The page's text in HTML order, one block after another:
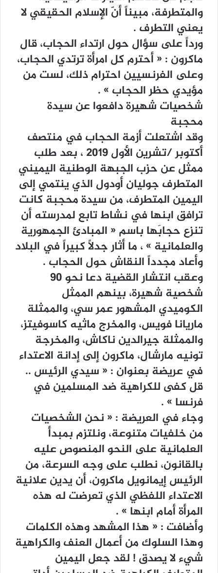
ﻭﺍﻟﻤﺘﻄﺮﻓﺔ، ﻣﺒﻴﻨﺎً ﺃﻥّ ﺍﻹﺳﻼﻡ ﺍﻟﺤﻘﻴﻘﻲ ﻻ
ﻳﻌﻨﻲ ﺍﻟﺘﻄﺮﻑ .
ﻭﺭﺩﺍً ﻋﻠﻰ ﺳﺆﺍﻝ ﺣﻮﻝ ﺍﺭﺗﺪﺍﺀ ﺍﻟﺤﺠﺎﺏ، ﻗﺎﻝ
ﻣﺎﻛﺮﻭﻥ : ‏« ﺃﺣﺘﺮﻡ ﻛﻞ ﺍﻣﺮﺃﺓ ﺗﺮﺗﺪﻱ ﺍﻟﺤﺠﺎﺏ،
ﻭﻋﻠﻰ ﺍﻟﻔﺮﻧﺴﻴﻴﻦ ﺍﺣﺘﺮﺍﻡ ﺫﻟﻚ، ﻟﺴﺖ ﻣﻦ
ﻣﺆﻳﺪﻱ ﺣﻈﺮ ﺍﻟﺤﺠﺎﺏ ‏» .
ﺷﺨﺼﻴﺎﺕ ﺷﻬﻴﺮﺓ ﺩﺍﻓﻌﻮﺍ ﻋﻦ ﺳﻴﺪﺓ
ﻣﺤﺠﺒﺔ
ﻭﻗﺪ ﺍﺷﺘﻌﻠﺖ ﺃﺯﻣﺔ ﺍﻟﺤﺠﺎﺏ ﻓﻲ ﻣﻨﺘﺼﻒ
ﺃﻛﺘﻮﺑﺮ /ﺗﺸﺮﻳﻦ ﺍﻷﻭﻝ 2019 ، ﺑﻌﺪ ﻃﻠﺐ
ﻣﻤﺜﻞ ﻋﻦ ﺣﺰﺏ ﺍﻟﺠﺒﻬﺔ ﺍﻟﻮﻃﻨﻴﺔ ﺍﻟﻴﻤﻴﻨﻲ
ﺍﻟﻤﺘﻄﺮﻑ ﺟﻮﻟﻴﺎﻥ ﺃﻭﺩﻭﻝ ﺍﻟﺬﻱ ﻳﻨﺘﻤﻲ ﺇﻟﻰ
ﺍﻟﻴﻤﻴﻦ ﺍﻟﻤﺘﻄﺮﻑ، ﻣﻦ ﺳﻴﺪﺓ ﻣﺤﺠﺒﺔ ﻛﺎﻧﺖ
ﺗﺮﺍﻓﻖ ﺍﺑﻨﻬﺎ ﻓﻲ ﻧﺸﺎﻁ ﺗﺎﺑﻊ ﻟﻤﺪﺭﺳﺘﻪ ﺃﻥ
ﺗﻨﺰﻉ ﺣﺠﺎﺑَﻬﺎ ﺑﺎﺳﻢ ‏« ﺍﻟﻤﺒﺎﺩﺉ ﺍﻟﺠﻤﻬﻮﺭﻳﺔ
ﻭﺍﻟﻌﻠﻤﺎﻧﻴﺔ ‏» ، ﻣﺎ ﺃﺛﺎﺭ ﺟﺪﻻً ﻛﺒﻴﺮﺍً ﻓﻲ ﺍﻟﺒﻼﺩ
ﻭﺃﻋﺎﺩ ﻣﺠﺪﺩﺍً ﺍﻟﻨﻘﺎﺵ ﺣﻮﻝ ﺍﻟﺤﺠﺎﺏ .
ﻭﻋﻘﺐ ﺍﻧﺘﺸﺎﺭ ﺍﻟﻘﻀﻴﺔ ﺩﻋﺎ ﻧﺤﻮ 90
ﺷﺨﺼﻴﺔ ﺷﻬﻴﺮﺓ، ﺑﻴﻨﻬﻢ ﺍﻟﻤﻤﺜﻞ
ﺍﻟﻜﻮﻣﻴﺪﻱ ﺍﻟﻤﺸﻬﻮﺭ ﻋﻤﺮ ﺳﻲ، ﻭﺍﻟﻤﻤﺜﻠﺔ
ﻣﺎﺭﻳﺎﻧﺎ ﻓﻮﻳﺲ، ﻭﺍﻟﻤﺨﺮﺝ ﻣﺎﺛﻴﻪ ﻛﺎﺳﻮﻓﻴﺘﺰ،
ﻭﺍﻟﻤﻤﺜﻠﺔ ﺟﻴﺮﺍﻟﺪﻳﻦ ﻧﺎﻛﺎﺵ، ﻭﺍﻟﻤﺨﺮﺟﺔ
ﺗﻮﻧﻴﻪ ﻣﺎﺭﺷﺎﻝ، ﻣﺎﻛﺮﻭﻥ ﺇﻟﻰ ﺇﺩﺍﻧﺔ ﺍﻻﻋﺘﺪﺍﺀ
ﻓﻲ ﻋﺮﻳﻀﺔ ﺑﻌﻨﻮﺍﻥ : ‏« ﺳﻴﺪﻱ ﺍﻟﺮﺋﻴﺲ ..
ﻗﻞ ﻛﻔﻰ ﻟﻠﻜﺮﺍﻫﻴﺔ ﺿﺪ ﺍﻟﻤﺴﻠﻤﻴﻦ ﻓﻲ
ﻓﺮﻧﺴﺎ ‏» .
ﻭﺟﺎﺀ ﻓﻲ ﺍﻟﻌﺮﻳﻀﺔ : ‏« ﻧﺤﻦ ﺍﻟﺸﺨﺼﻴﺎﺕ
ﻣﻦ ﺧﻠﻔﻴﺎﺕ ﻣﺘﻨﻮﻋﺔ، ﻭﻧﻠﺘﺰﻡ ﺑﻤﺒﺪﺃ
ﺍﻟﻌﻠﻤﺎﻧﻴﺔ ﻋﻠﻰ ﺍﻟﻨﺤﻮ ﺍﻟﻤﻨﺼﻮﺹ ﻋﻠﻴﻪ
ﺑﺎﻟﻘﺎﻧﻮﻥ، ﻧﻄﻠﺐ ﻋﻠﻰ ﻭﺟﻪ ﺍﻟﺴﺮﻋﺔ، ﻣﻦ
ﺍﻟﺮﺋﻴﺲ ﺇﻳﻤﺎﻧﻮﻳﻞ ﻣﺎﻛﺮﻭﻥ، ﺃﻥ ﻳﺪﻳﻦ ﻋﻼﻧﻴﺔ
ﺍﻻﻋﺘﺪﺍﺀ ﺍﻟﻠﻔﻈﻲ ﺍﻟﺬﻱ ﺗﻌﺮﺿﺖ ﻟﻪ ﻫﺬﻩ
ﺍﻟﻤﺮﺃﺓ ﺃﻣﺎﻡ ﺍﺑﻨﻬﺎ ‏» .
ﻭﺃﺿﺎﻓﺖ : ‏« ﻫﺬﺍ ﺍﻟﻤﺸﻬﺪ ﻭﻫﺬﻩ ﺍﻟﻜﻠﻤﺎﺕ
ﻭﻫﺬﺍ ﺍﻟﺴﻠﻮﻙ ﻣﻦ ﺃﻋﻤﺎﻝ ﺍﻟﻌﻨﻒ ﻭﺍﻟﻜﺮﺍﻫﻴﺔ
ﺷﻲﺀ ﻻ ﻳﺼﺪﻕ ! ﻟﻘﺪ ﺟﻌﻞ ﺍﻟﻴﻤﻴﻦ